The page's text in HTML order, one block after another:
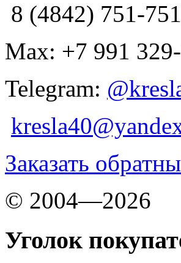
8 (4842) 751-
Max: +7 991
Telegram:
Заказать
© 2004—2026
Уголок